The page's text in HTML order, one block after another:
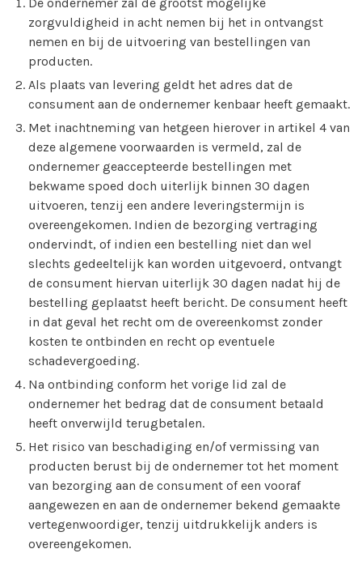
zorgvuldigheid in acht nemen bij het in ontvangst
nemen en bij de uitvoering van bestellingen van
producten.
Als plaats van levering geldt het adres dat de
consument aan de ondernemer kenbaar heeft gemaakt.
Met inachtneming van hetgeen hierover in artikel 4 van
deze algemene voorwaarden is vermeld, zal de
ondernemer geaccepteerde bestellingen met
bekwame spoed doch uiterlijk binnen 30 dagen
uitvoeren, tenzij een andere leveringstermijn is
overeengekomen. Indien de bezorging vertraging
ondervindt, of indien een bestelling niet dan wel
slechts gedeeltelijk kan worden uitgevoerd, ontvangt
de consument hiervan uiterlijk 30 dagen nadat hij de
bestelling geplaatst heeft bericht. De consument heeft
in dat geval het recht om de overeenkomst zonder
kosten te ontbinden en recht op eventuele
schadevergoeding.
Na ontbinding conform het vorige lid zal de
ondernemer het bedrag dat de consument betaald
heeft onverwijld terugbetalen.
Het risico van beschadiging en/of vermissing van
producten berust bij de ondernemer tot het moment
van bezorging aan de consument of een vooraf
aangewezen en aan de ondernemer bekend gemaakte
vertegenwoordiger, tenzij uitdrukkelijk anders is
overeengekomen.